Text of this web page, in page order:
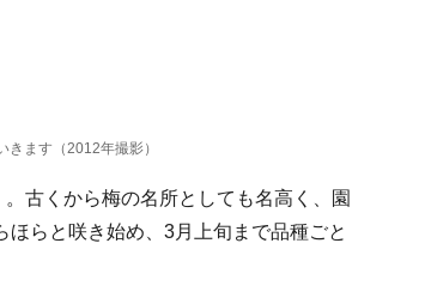
ます（2012年撮影）
。古くから梅の名所としても名高く、園
らと咲き始め、3月上旬まで品種ごと